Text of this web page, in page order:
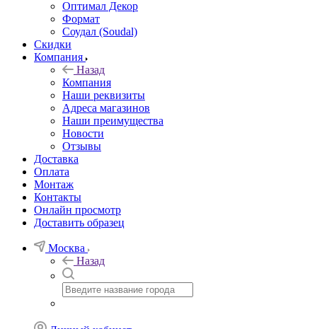
Оптимал Декор
Формат
Соудал (Soudal)
Скидки
Компания
Назад
Компания
Наши реквизиты
Адреса магазинов
Наши преимущества
Новости
Отзывы
Доставка
Оплата
Монтаж
Контакты
Онлайн просмотр
Доставить образец
Москва
Назад